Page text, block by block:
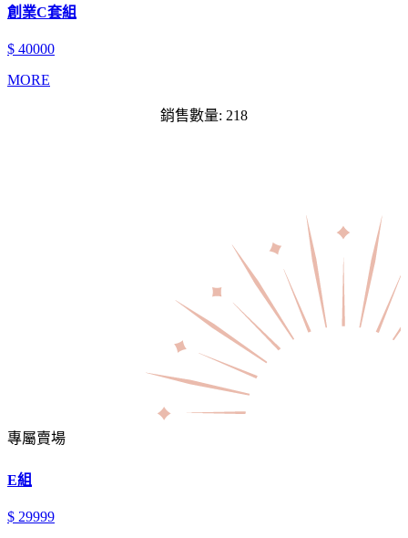
創業C套組
$ 40000
MORE
銷售數量: 218
專屬賣場
E組
$ 29999